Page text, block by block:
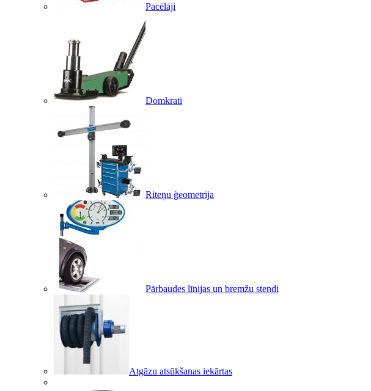
Pacēlāji
Domkrati
Riteņu ģeometrija
Pārbaudes līnijas un bremžu stendi
Atgāzu atsūkšanas iekārtas